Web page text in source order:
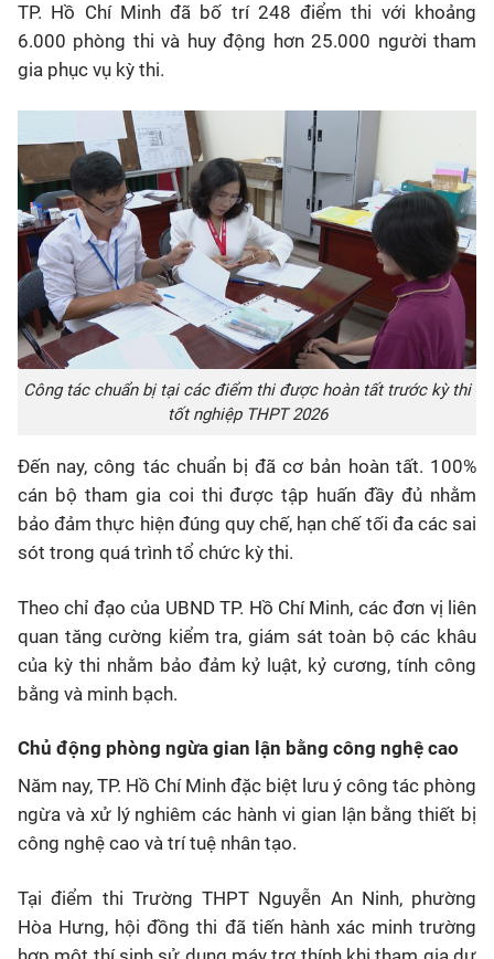
TP. Hồ Chí Minh đã bố trí 248 điểm thi với khoảng
6.000 phòng thi và huy động hơn 25.000 người tham
gia phục vụ kỳ thi.
Công tác chuẩn bị tại các điểm thi được hoàn tất trước kỳ thi
tốt nghiệp THPT 2026
Đến nay, công tác chuẩn bị đã cơ bản hoàn tất. 100%
cán bộ tham gia coi thi được tập huấn đầy đủ nhằm
bảo đảm thực hiện đúng quy chế, hạn chế tối đa các sai
sót trong quá trình tổ chức kỳ thi.
Theo chỉ đạo của UBND TP. Hồ Chí Minh, các đơn vị liên
quan tăng cường kiểm tra, giám sát toàn bộ các khâu
của kỳ thi nhằm bảo đảm kỷ luật, kỷ cương, tính công
bằng và minh bạch.
Chủ động phòng ngừa gian lận bằng công nghệ cao
Năm nay, TP. Hồ Chí Minh đặc biệt lưu ý công tác phòng
ngừa và xử lý nghiêm các hành vi gian lận bằng thiết bị
công nghệ cao và trí tuệ nhân tạo.
Tại điểm thi Trường THPT Nguyễn An Ninh, phường
Hòa Hưng, hội đồng thi đã tiến hành xác minh trường